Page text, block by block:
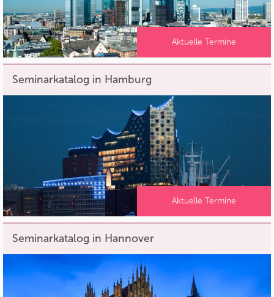
Aktuelle Termine
Seminarkatalog in Hamburg
Aktuelle Termine
Seminarkatalog in Hannover